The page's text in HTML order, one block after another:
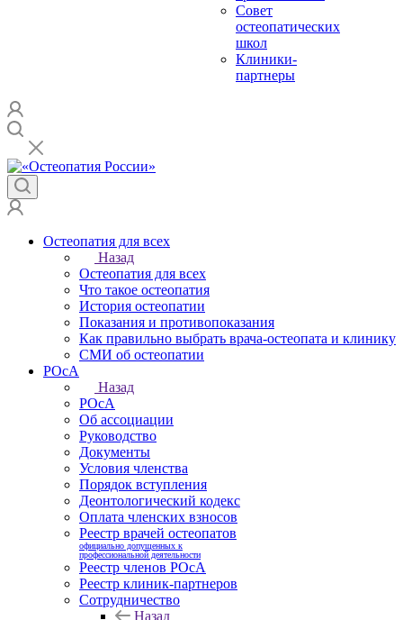
Совет
остеопатических
школ
Клиники-
партнеры
Остеопатия для всех
Назад
Остеопатия для всех
Что такое остеопатия
История остеопатии
Показания и противопоказания
Как правильно выбрать врача-остеопата и клинику
СМИ об остеопатии
РОсА
Назад
РОсА
Об ассоциации
Руководство
Документы
Условия членства
Порядок вступления
Деонтологический кодекс
Оплата членских взносов
Реестр врачей остеопатов
официально допущенных к
профессиональной деятельности
Реестр членов РОсА
Реестр клиник-партнеров
Сотрудничество
Назад